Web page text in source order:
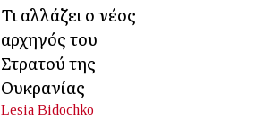
Τι αλλάζει ο νέος
αρχηγός του
Στρατού της
Ουκρανίας
Lesia Bidochko